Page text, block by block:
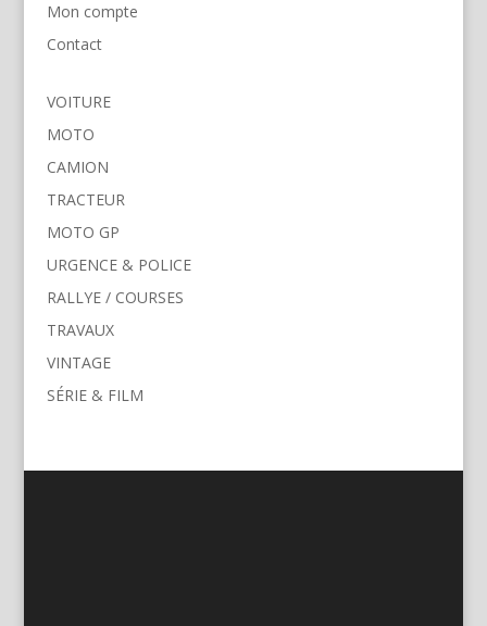
Mon compte
Contact
VOITURE
MOTO
CAMION
TRACTEUR
MOTO GP
URGENCE & POLICE
RALLYE / COURSES
TRAVAUX
VINTAGE
SÉRIE & FILM